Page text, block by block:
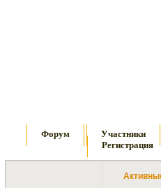
Форум Участники
Регистрация